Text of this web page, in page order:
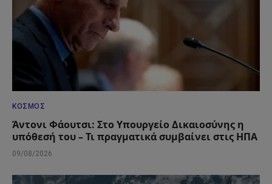
ΚΌΣΜΟΣ
Άντονι Φάουτσι: Στο Υπουργείο Δικαιοσύνης η
υπόθεσή του – Τι πραγματικά συμβαίνει στις ΗΠΑ
09/08/2026